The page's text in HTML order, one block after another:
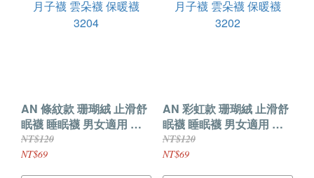
AN 條紋款 珊瑚絨 止滑舒
眠襪 睡眠襪 男女適用 月
子襪 雲朵襪 保暖襪 3204
NT$120
NT$69
AN 彩虹款 珊瑚絨 止滑舒
眠襪 睡眠襪 男女適用 月
子襪 雲朵襪 保暖襪 3202
NT$120
NT$69